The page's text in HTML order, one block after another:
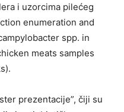
i uzorcima pilećeg
enumeration and
spp. in
meats samples
prezentacije”, čiji su